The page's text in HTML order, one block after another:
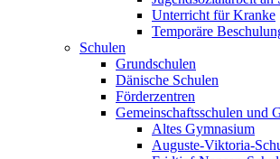
Unterricht für Kranke
Temporäre
Schulen
Grundschulen
Dänische Schulen
Förderzentren
Gemeinschaftsschulen und
Altes Gymnasium
Auguste-Viktoria-